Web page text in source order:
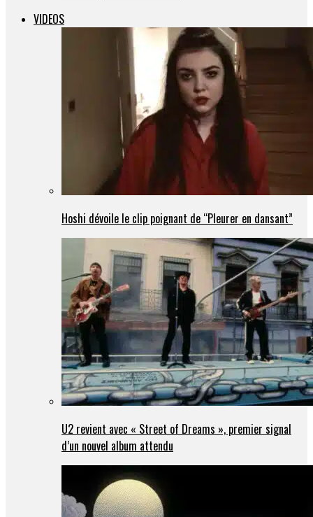
VIDEOS
Hoshi dévoile le clip poignant de “Pleurer en dansant”
U2 revient avec « Street of Dreams », premier signal
d’un nouvel album attendu